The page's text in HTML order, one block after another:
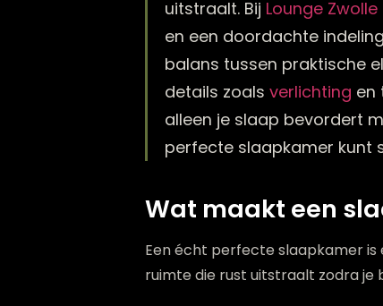
uitstraalt. Bij Lounge Zwolle
en een doordachte
balans tussen praktische
details zoalsverlichting en
alleen je slaap bevordert
perfecte slaapkamer kunt
Wat maakt een
Een écht perfecte slaapkamer is
ruimte die rust uitstraalt zodra je